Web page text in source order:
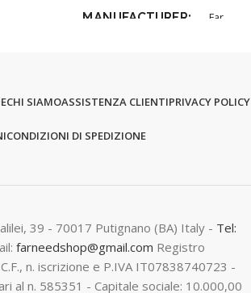
MANUFACTURER Far
CHI SIAMOASSISTENZA CLIENTIPRIVACY POLICY
CONDIZIONI DI SPEDIZIONE
39 - 70017 Putignano (BA) Italy - Tel:
farneedshop@gmail.com Registro
n. iscrizione e P.IVA IT07838740723 -
al n. 585351 - Capitale sociale: 10.000,00